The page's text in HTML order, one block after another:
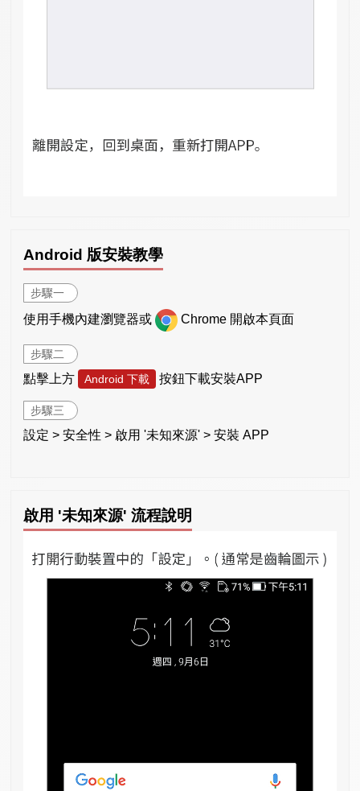
Android 版安裝教學
步驟一
使用手機內建瀏覽器或 Chrome 開啟本頁面
步驟二
點擊上方 Android 下載 按鈕下載安裝APP
步驟三
設定 > 安全性 > 啟用 '未知來源' > 安裝 APP
啟用 '未知來源' 流程說明